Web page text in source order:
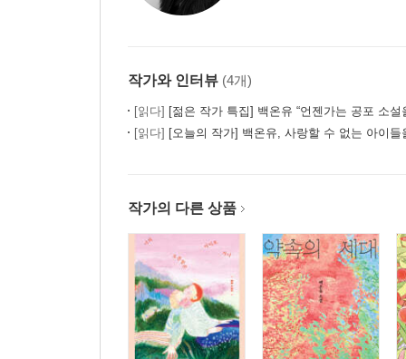
작가와 인터뷰 (4개)
[읽다] [젊은 작가 특집] 백온유 “언젠가는 공포 소설을 제
[읽다] [오늘의 작가] 백온유, 사랑할 수 없는 아이들
작가의 다른 상품